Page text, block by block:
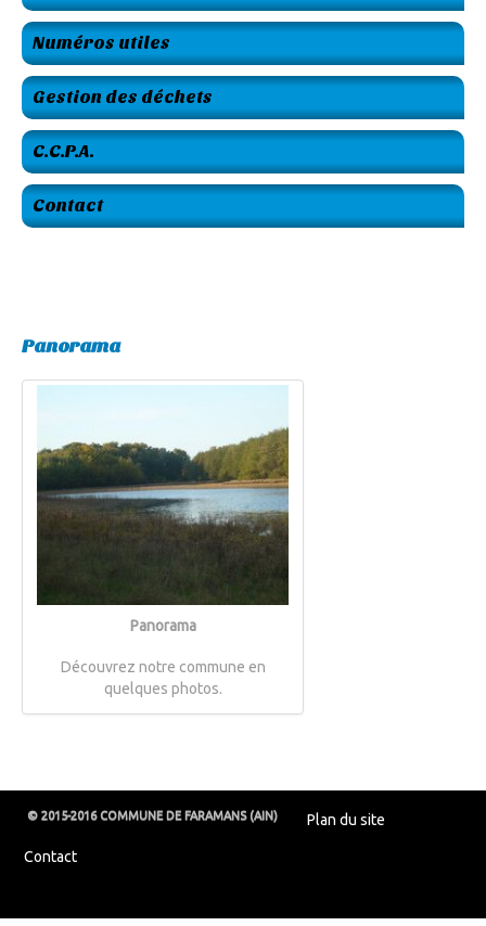
Numéros utiles
Gestion des déchets
C.C.P.A.
Contact
Panorama
Panorama
Découvrez notre commune en
quelques photos.
© 2015-2016 COMMUNE DE FARAMANS (AIN) Plan du site
Contact